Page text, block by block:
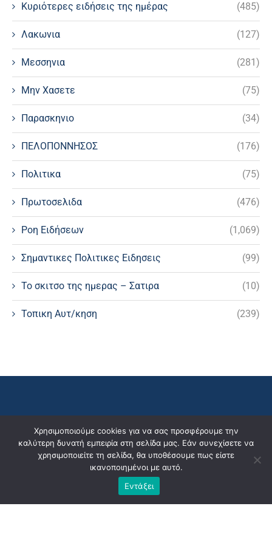
Κυριότερες ειδήσεις της ημέρας (485)
Λακωνια (127)
Μεσσηνια (281)
Μην Χασετε (75)
Παρασκηνιο (34)
ΠΕΛΟΠΟΝΝΗΣΟΣ (176)
Πολιτικα (75)
Πρωτοσελιδα (476)
Ροη Ειδήσεων (1,069)
Σημαντικες Πολιτικες Ειδησεις (99)
Το σκιτσο της ημερας – Σατιρα (10)
Τοπικη Αυτ/κηση (239)
Χρησιμοποιούμε cookies για να σας προσφέρουμε την
καλύτερη δυνατή εμπειρία στη σελίδα μας. Εάν συνεχίσετε να
χρησιμοποιείτε τη σελίδα, θα υποθέσουμε πως είστε
ικανοποιημένοι με αυτό.
Εντάξει